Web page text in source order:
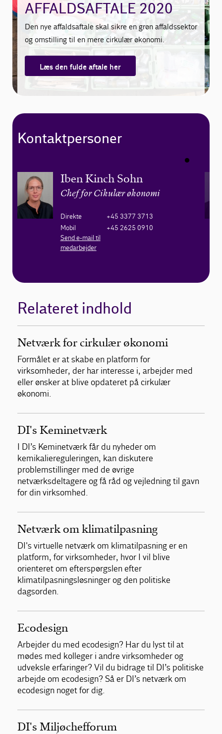
AFFALDSAFTALE 2020
Den nye affaldsaftale skal sikre en grøn affaldssektor
og omstilling til en mere cirkulær økonomi.
Læs den fulde aftale her
Kontaktpersoner
Iben Kinch Sohn
Chef for Cikulær økonomi
Direkte
+45 3377 3713
Mobil
+45 2625 0910
Send e-mail til
medarbejder
Relateret indhold
Netværk for cirkulær økonomi
Formålet er at skabe en platform for
virksomheder, der har interesse i, arbejder med
eller ønsker at blive opdateret på cirkulær
økonomi.
DI's Keminetværk
I DI’s Keminetværk får du nyheder om
kemikaliereguleringen, kan diskutere
problemstillinger med de øvrige
netværksdeltagere og få råd og vejledning til gavn
for din virksomhed.
Netværk om klimatilpasning
DI's virtuelle netværk om klimatilpasning er en
platform, for virksomheder, hvor I vil blive
orienteret om efterspørgslen efter
klimatilpasningsløsninger og den politiske
dagsorden.
Ecodesign
Arbejder du med ecodesign? Har du lyst til at
mødes med kolleger i andre virksomheder og
udveksle erfaringer? Vil du bidrage til DI’s politiske
arbejde om ecodesign? Så er DI’s netværk om
ecodesign noget for dig.
DI's Miljøchefforum